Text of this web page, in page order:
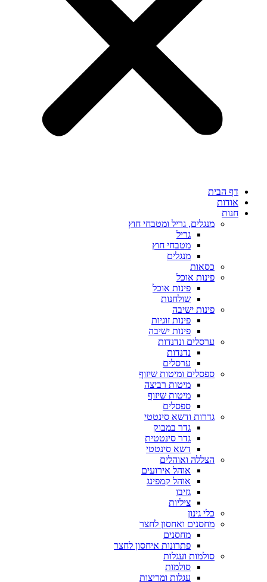
דף הבית
אודות
חנות
מנגלים, גריל ומטבחי חוץ
גריל
מטבחי חוץ
מנגלים
כסאות
פינות אוכל
פינות אוכל
שולחנות
פינות ישיבה
פינות זוגיות
פינות ישיבה
ערסלים ונדנדות
נדנדות
ערסלים
ספסלים ומיטות שיזוף
מיטות רביצה
מיטות שיזוף
ספסלים
גדרות ודשא סינטטי
גדר במבוק
גדר סינטטית
דשא סינטטי
הצללה ואוהלים
אוהל אירועים
אוהל קמפינג
גזיבו
ציליות
כלי גינון
מחסנים ואחסון לחצר
מחסנים
פתרונות איחסון לחצר
סולמות ועגלות
סולמות
עגלות ומריצות